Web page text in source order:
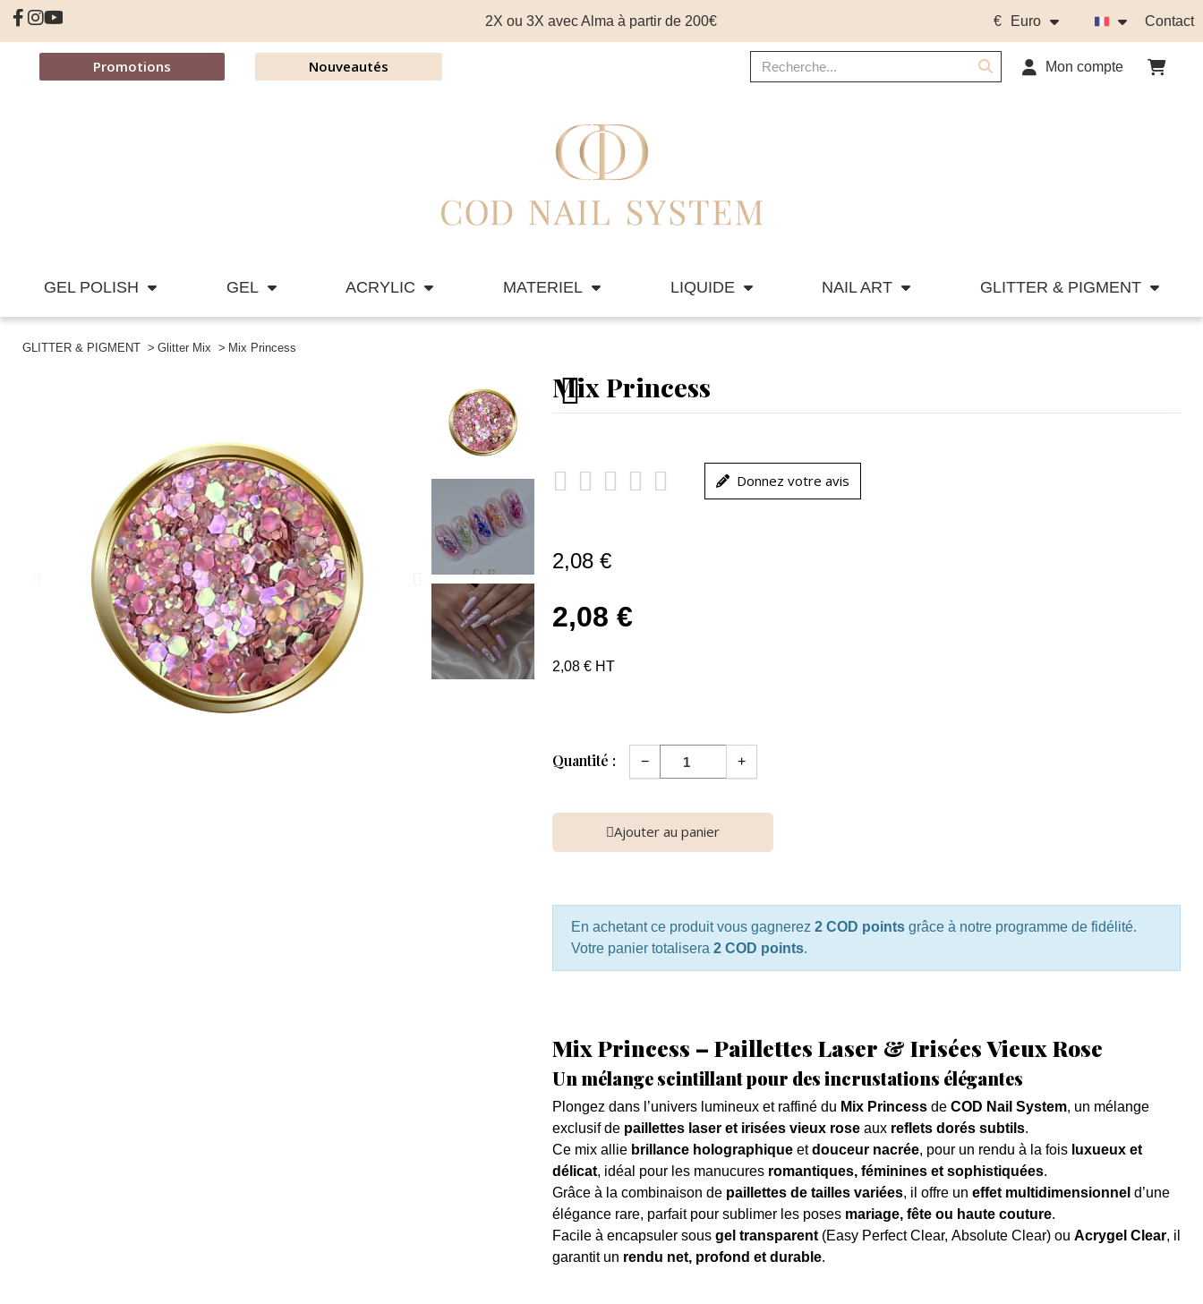
2X ou 3X avec Alma à partir de 200€ € Euro Contact
Promotions Nouveautés Mon compte
GEL POLISH GEL ACRYLIC MATERIEL LIQUIDE NAIL ART GLITTER & PIGMENT
GLITTER & PIGMENT Glitter Mix Mix Princess
Mix Princess
     Donnez votre avis
2,08 €
2,08 €
2,08 € HT
Quantité : − +
Ajouter au panier
En achetant ce produit vous gagnerez 2 COD pointsgrâce à notre programme de fidélité.
Votre panier totalisera 2 COD points.
Mix Princess – Paillettes Laser & Irisées Vieux Rose
Un mélange scintillant pour des incrustations élégantes
Plongez dans l’univers lumineux et raffiné du Mix Princessde COD Nail System, un mélange
exclusif de paillettes laser et irisées vieux roseaux reflets dorés subtils.
Ce mix allie brillance holographiqueetdouceur nacrée, pour un rendu à la fois luxueux et
délicat, idéal pour les manucures romantiques, féminines et sophistiquées.
Grâce à la combinaison de paillettes de tailles variées, il offre un effet multidimensionnel d’une
élégance rare, parfait pour sublimer les poses mariage, fête ou haute couture.
Facile à encapsuler sous gel transparent(Easy Perfect Clear, Absolute Clear) ou Acrygel Clear, il
garantit un rendu net, profond et durable.